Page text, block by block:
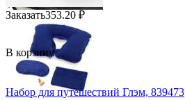
Заказать353.20 ₽
В корзину
Набор для путешествий Глэм, 839473